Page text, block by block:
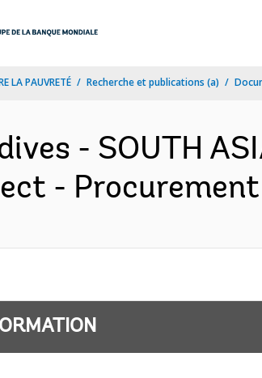
LA PAUVRETÉ Recherche et publications (a)
- SOUTH
-